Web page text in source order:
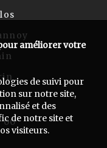
00
améliorer votre
de suivi pour
sur notre site,
et des
de notre site et
visiteurs.